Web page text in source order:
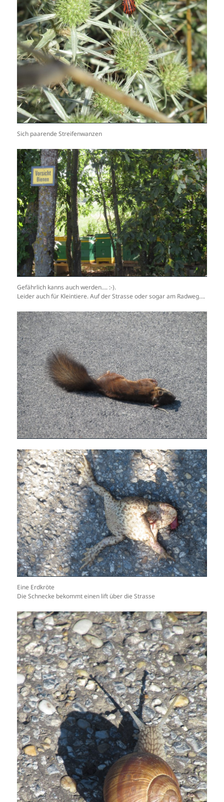
Sich paarende Streifenwanzen
Gefährlich kanns auch werden…. :-).
Leider auch für Kleintiere. Auf der Strasse oder sogar am Radweg….
Eine Erdkröte
Die Schnecke bekommt einen lift über die Strasse